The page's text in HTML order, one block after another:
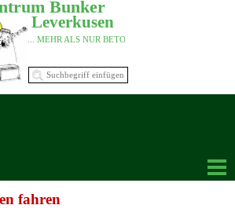
Bunker
... MEHR ALS NUR BETON
Leverkusen
fahren